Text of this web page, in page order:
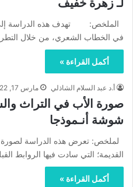
لـ زهرة خفيف
الملخص: تهدف هذه الدراسة إلى
في الخطاب الشعري، من خلال
أكمل القراءة »
أ.د عبد السلام الشاذلي مارس 17, 2022
صورة الأب في التراث
شوشة أنـموذجا
لملخص: تعرض هذه الدراسة لصورة
القديمة؛ التي سادت فيها الروابط
أكمل القراءة »